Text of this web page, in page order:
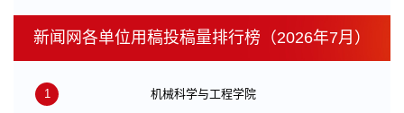
新闻网各单位用稿投稿量排行榜（2026年7月）
1 机械科学与工程学院